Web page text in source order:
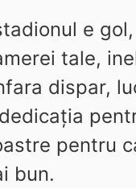
e
tale,
dispar,
pentru
bun.